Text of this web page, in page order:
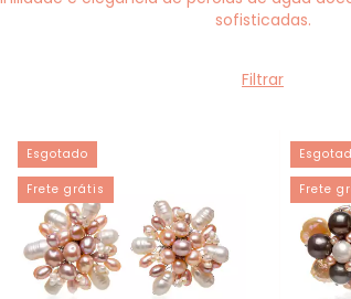
sofisticadas.
Filtrar
Esgotado
Frete grátis Frete